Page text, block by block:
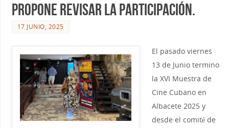
propone revisar la participación.
17 JUNIO, 2025
El pasado viernes
13 de Junio termino
la XVI Muestra de
Cine Cubano en
Albacete 2025 y
desde el comité de